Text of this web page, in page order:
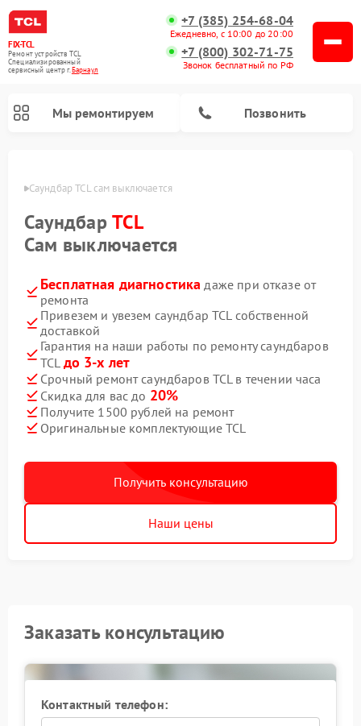
FIX-TCL
Ремонт устройств TCL
Специализированный
cервисный центр г.Барнаул
+7 (385) 254-68-04
Ежедневно, с 10:00 до 20:00
+7 (800) 302-71-75
Звонок бесплатный по РФ
Мы ремонтируем Позвонить
Саундбар TCL сам выключается
СаундбарTCL
Сам выключается
Бесплатная диагностика даже при отказе от
ремонта
Привезем и увезем саундбар TCL собственной
доставкой
Гарантия на наши работы по ремонту саундбаров
TCL до 3-х лет
Срочный ремонт саундбаров TCL в течении часа
Скидка для вас до 20%
Получите 1500 рублей на ремонт
Оригинальные комплектующие TCL
Получить консультацию
Наши цены
Заказать консультацию
Контактный телефон: